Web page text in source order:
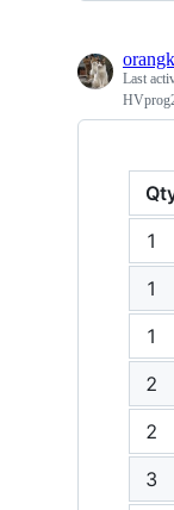
Last
1
1
1
2
2
3